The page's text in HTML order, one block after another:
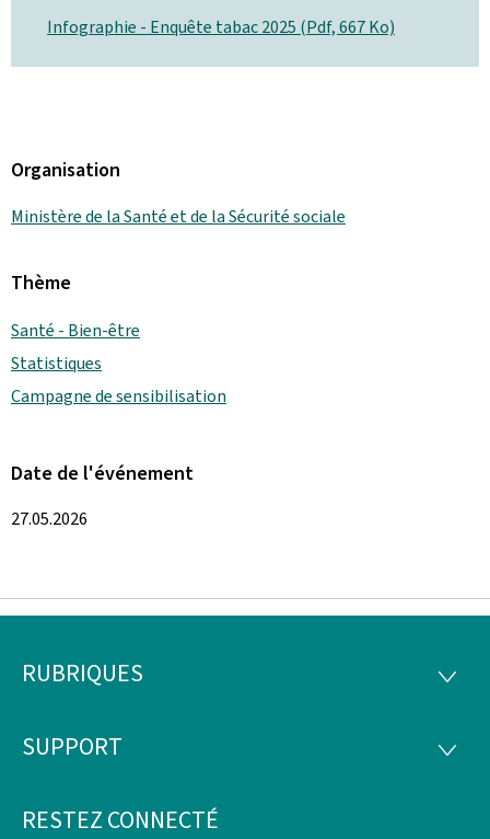
Infographie - Enquête tabac 2025 (Pdf, 667 Ko)
Organisation
Ministère de la Santé et de la Sécurité sociale
Thème
Santé - Bien-être
Statistiques
Campagne de sensibilisation
Date de l'événement
27.05.2026
Pied
page
RUBRIQUES
SUPPORT
RESTEZ CONNECTÉ